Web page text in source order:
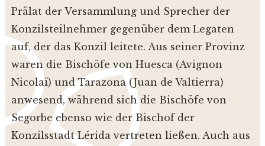
Prälat der Versammlung und Sprecher der
Konzilsteilnehmer gegenüber dem Legaten
auf, der das Konzil leitete. Aus seiner Provinz
waren die Bischöfe von Huesca (Avignon
Nicolaï) und Tarazona (Juan de Valtierra)
anwesend, während sich die Bischöfe von
Segorbe ebenso wie der Bischof der
Konzilsstadt Lérida vertreten ließen. Auch aus